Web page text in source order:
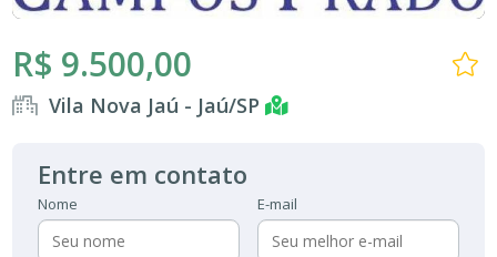
R$ 9.500,00
Vila Nova Jaú - Jaú/SP
Entre em contato
Nome E-mail